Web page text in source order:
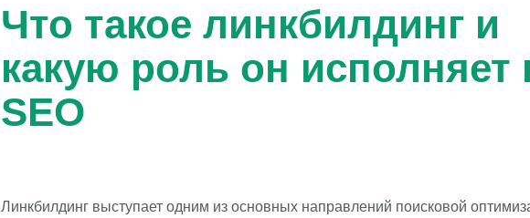
Что такое линкбилдинг и
какую роль он исполняет
SEO
Линкбилдинг выступает одним из основных направлений поисковой